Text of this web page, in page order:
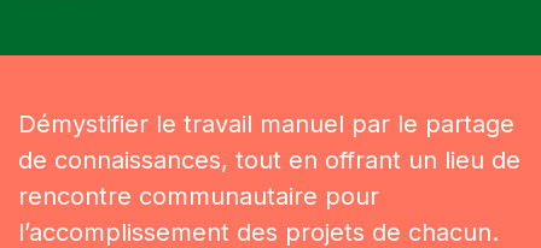
Démystifier le travail manuel par le partage
de connaissances, tout en offrant un lieu de
rencontre communautaire pour
l’accomplissement des projets de chacun.